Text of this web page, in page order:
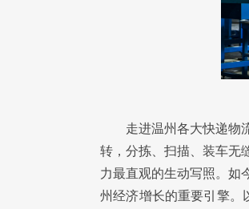
走进温州各大快递物
转，分拣、扫描、装车无
力最直观的生动写照。如
州经济增长的重要引擎。